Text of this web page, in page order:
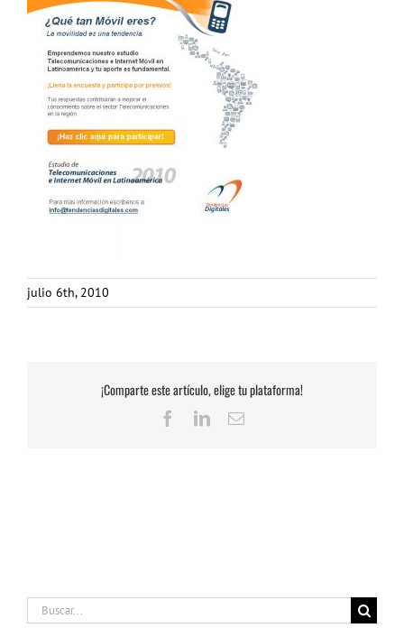
julio 6th, 2010
¡Comparte este artículo, elige tu plataforma!
Facebook
LinkedInCorreo
Buscar: